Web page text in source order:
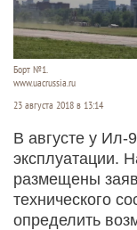
Борт №1.
www.uacrussia.ru
23 августа 2018 в 13:14
В августе у Ил-
эксплуатации.
размещены
технического
определить